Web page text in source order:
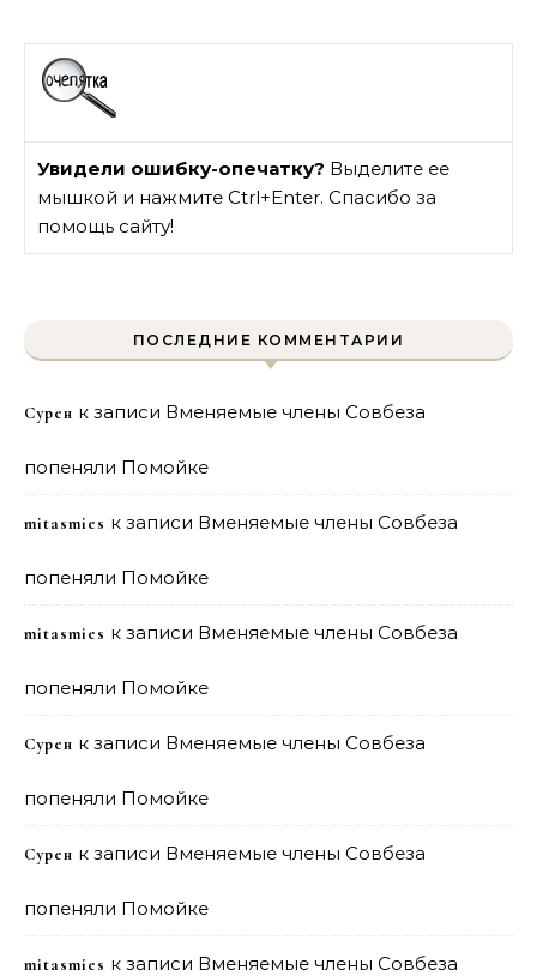
Увидели ошибку-опечатку? Выделите ее
мышкой и нажмите Ctrl+Enter. Спасибо за
помощь сайту!
ПОСЛЕДНИЕ КОММЕНТАРИИ
Сурен к записи Вменяемые члены Совбеза
попеняли Помойке
mitasmies к записи Вменяемые члены Совбеза
попеняли Помойке
mitasmies к записи Вменяемые члены Совбеза
попеняли Помойке
Сурен к записи Вменяемые члены Совбеза
попеняли Помойке
Сурен к записи Вменяемые члены Совбеза
попеняли Помойке
mitasmies к записи Вменяемые члены Совбеза